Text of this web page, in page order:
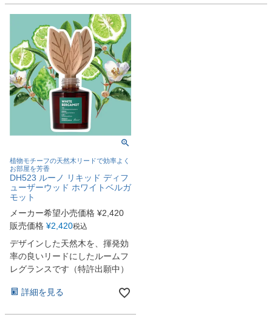
植物モチーフの天然木リードで効率よく
お部屋を芳香
DH523 ルーノ リキッド ディフ
ューザーウッド ホワイトベルガ
モット
メーカー希望小売価格 ¥2,420
販売価格 ¥2,420税込
デザインした天然木を、揮発効
率の良いリードにしたルームフ
レグランスです（特許出願中）
詳細を見る